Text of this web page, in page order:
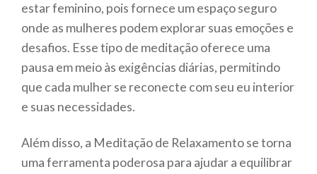
estar feminino, pois fornece um espaço seguro
onde as mulheres podem explorar suas emoções e
desafios. Esse tipo de meditação oferece uma
pausa em meio às exigências diárias, permitindo
que cada mulher se reconecte com seu eu interior
e suas necessidades.
Além disso, a Meditação de Relaxamento se torna
uma ferramenta poderosa para ajudar a equilibrar